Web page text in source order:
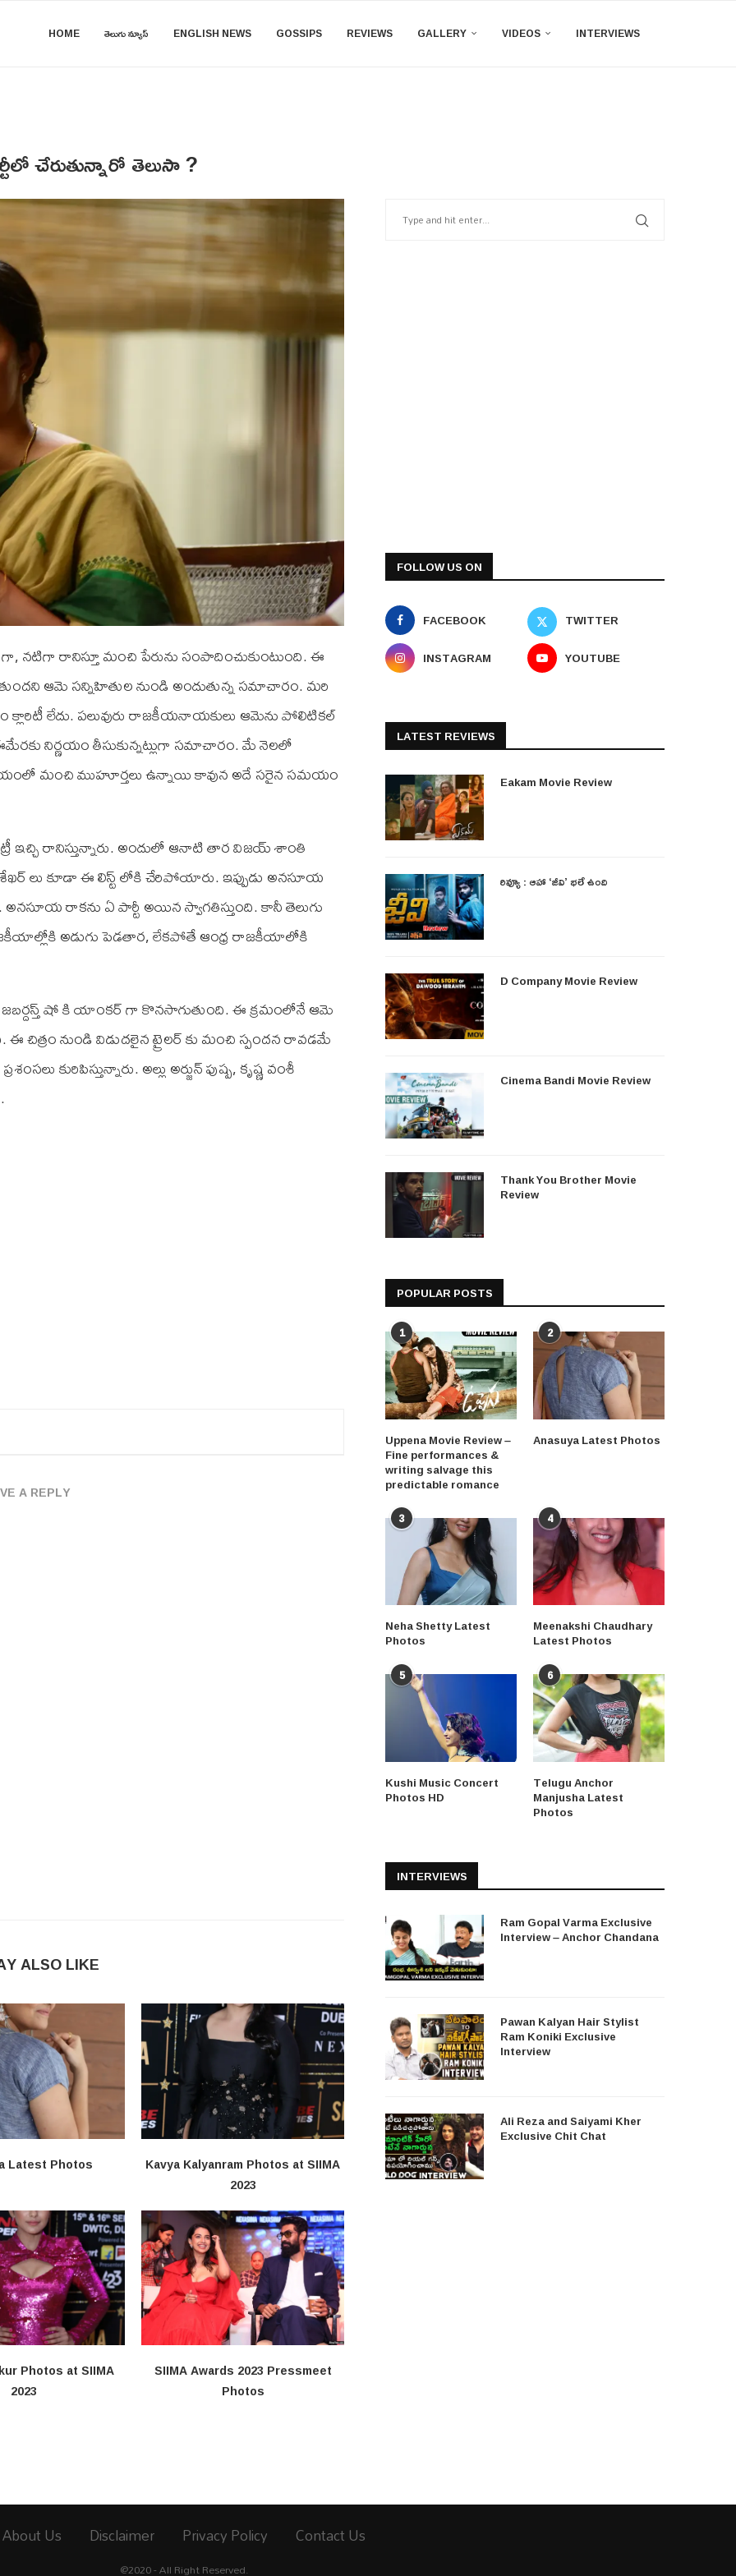
HOME తెలుగు న్యూస్ ENGLISH NEWS GOSSIPS REVIEWS GALLERY VIDEOS INTERVIEWS
చేరుతున్నారో తెలుసా ?
రానిస్తూ మంచి పేరును సంపాదించుకుంటుంది. ఈ
ఆమె సన్నిహితుల నుండి అందుతున్న సమాచారం. మరి
లేదు. పలువురు రాజకీయనాయకులు ఆమెను పోలిటికల్
నిర్ణయం తీసుకున్నట్లుగా సమాచారం. మే నెలలో
మంచి ముహూర్తలు ఉన్నాయి కావున అదే సరైన సమయం
ఇచ్చి రానిస్తున్నారు. అందులో ఆనాటి తార విజయ్ శాంతి
లు కూడా ఈ లిస్ట్ లోకి చేరిపోయారు. ఇప్పుడు అనసూయ
రాకను ఏ పార్టీ అయిన స్వాగతిస్తుంది. కానీ తెలుగు
అడుగు పెడతార, లేకపోతే ఆంధ్ర రాజకీయాలోకి
జబర్దస్త్ షో కి యాంకర్ గా కొనసాగుతుంది. ఈ క్రమంలోనే ఆమె
చిత్రం నుండి విడుదలైన ట్రైలర్ కు మంచి స్పందన రావడమే
కురిపిస్తున్నారు. అల్లు అర్జున్ పుష్ప, కృష్ణ వంశీ
A REPLY
ALSO LIKE
Latest Photos
Kavya Kalyanram Photos at SIIMA
2023
Photos at SIIMA
2023
SIIMA Awards 2023 Pressmeet
Photos
FOLLOW US ON
FACEBOOK
TWITTER
INSTAGRAM
YOUTUBE
LATEST REVIEWS
Eakam Movie Review
రివ్యూ : ఆహా ‘జీవి’ భలే ఉంది
D Company Movie Review
Cinema Bandi Movie Review
Thank You Brother Movie
Review
POPULAR POSTS
1
Uppena Movie Review –
Fine performances &
writing salvage this
predictable romance
2
Anasuya Latest Photos
3
Neha Shetty Latest
Photos
4
Meenakshi Chaudhary
Latest Photos
5
Kushi Music Concert
Photos HD
6
Telugu Anchor
Manjusha Latest
Photos
INTERVIEWS
Ram Gopal Varma Exclusive
Interview – Anchor Chandana
Pawan Kalyan Hair Stylist
Ram Koniki Exclusive
Interview
Ali Reza and Saiyami Kher
Exclusive Chit Chat
About Us Disclaimer Privacy Policy Contact Us
@2020 - All Right Reserved.